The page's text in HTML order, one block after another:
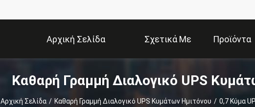
Αρχική Σελίδα Σχετικά Με
Εμάς
Προϊόντα
Καθαρή Γραμμή Διαλογικό UPS
Αρχική Σελίδα / Καθαρή Γραμμή Διαλογικό UPS Κυμάτων Ημιτόνου / 0,7 Κύμα